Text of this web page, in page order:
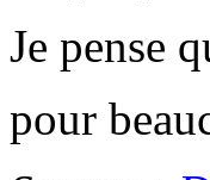
Je pense
pour